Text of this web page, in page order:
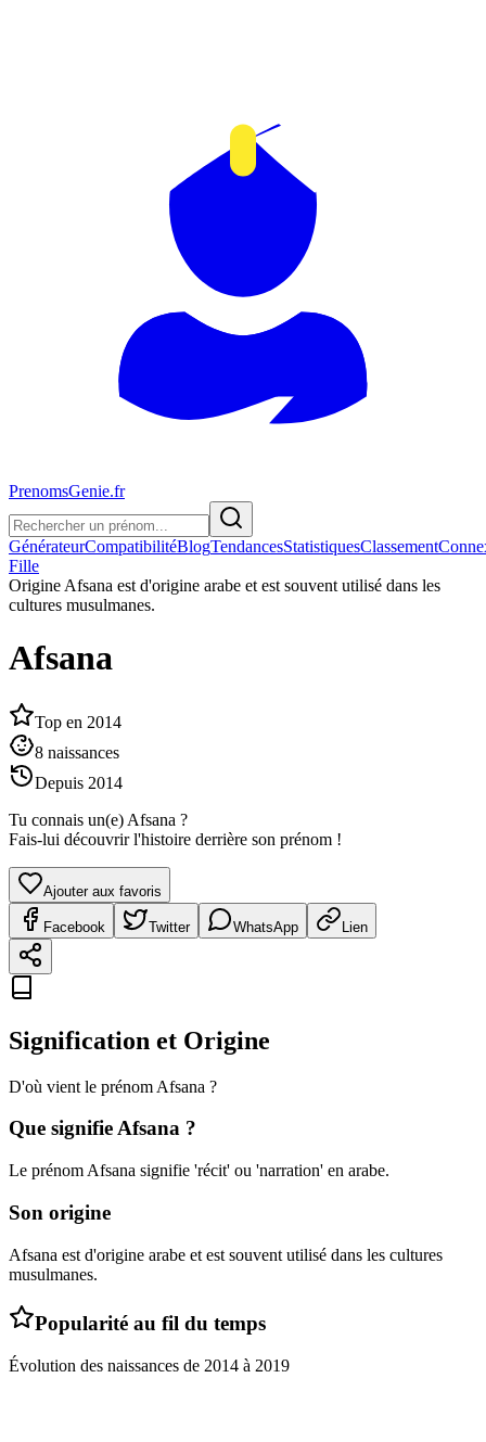
PrenomsGenie.fr
GénérateurCompatibilitéBlogTendancesStatistiquesClassement
Fille
Origine Afsana est d'origine arabe et est souvent utilisé dans les
cultures musulmanes.
Afsana
Top en 2014
8 naissances
Depuis 2014
Tu connais un(e) Afsana ?
Fais-lui découvrir l'histoire derrière son prénom !
Ajouter aux favoris
Facebook Twitter WhatsApp Lien
Signification et Origine
D'où vient le prénom Afsana ?
Que signifieAfsana ?
Le prénom Afsana signifie 'récit' ou 'narration' en arabe.
Son origine
Afsana est d'origine arabe et est souvent utilisé dans les cultures
musulmanes.
Popularité au fil du temps
Évolution des naissances de 2014 à 2019